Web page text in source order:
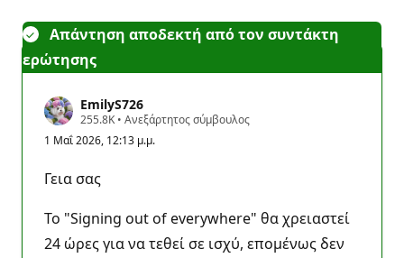
Απάντηση αποδεκτή από τον συντάκτη
ερώτησης
EmilyS726
255.8K Β
α
θ
ή
μ
η
• Ανεξάρτητος σύμβουλος
1 Μαΐ 2026, 12:13 μ.μ.
Γεια σας
Το "Signing out of everywhere" θα χρειαστεί
24 ώρες για να τεθεί σε ισχύ, επομένως δεν